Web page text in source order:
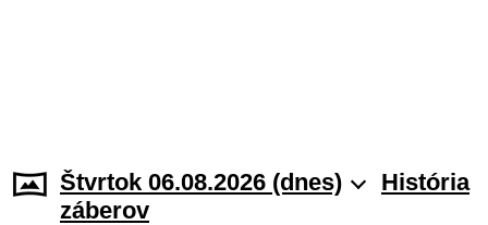
Štvrtok 06.08.2026 (dnes)
História
záberov